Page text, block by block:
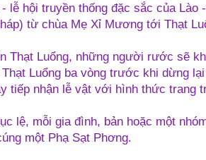
- lễ hội truyền thống đặc sắc của
từ chùa Mẹ Xỉ Mương tới Thạt
Thạt Luổng, những người rước sẽ
Thạt Luổng ba vòng trước khi dừng
tiếp nhận lễ vật với hình thức trang
lệ, mỗi gia đình, bản hoặc một
một Phạ Sạt Phơng.